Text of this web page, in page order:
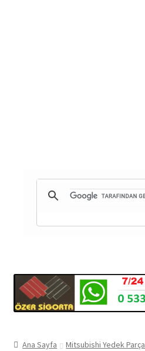
Ana Sayfa Mitsubishi Yedek Parça